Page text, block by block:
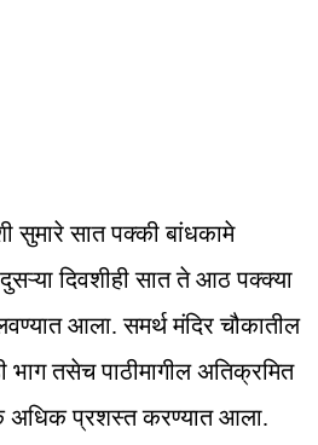
सुमारे सात पक्की बांधकामे
दिवशीही सात ते आठ पक्क्या
आला. समर्थ मंदिर चौकातील
भाग तसेच पाठीमागील अतिक्रमित
अधिक प्रशस्त करण्यात आला.